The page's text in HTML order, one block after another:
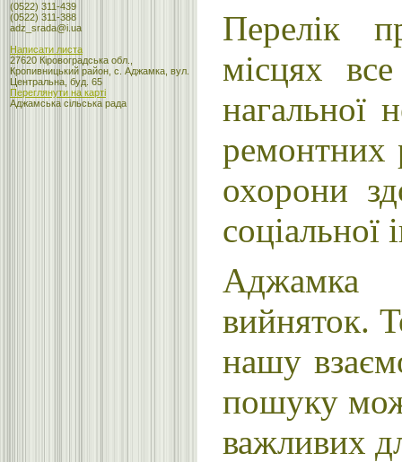
(0522) 311-439
(0522) 311-388
adz_srada@i.ua
Написати листа
27620 Кіровоградська обл.,
Кропивницький район, с. Аджамка, вул.
Центральна, буд. 65
Переглянути на карті
Аджамська сільська рада
Перелік
місцях
нагальної
ремонтних
охорони
соціальної
вийняток.
нашу
пошуку
важливих